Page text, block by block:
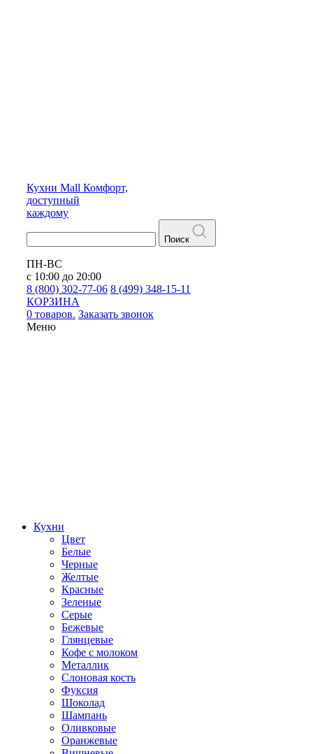
Кухни Mall Комфорт,
доступный
каждому
Поиск
ПН-ВС
с 10:00 до 20:00
8 (800) 302-77-06 8 (499) 348-15-11
КОРЗИНА
0 товаров. Заказать звонок
Меню
Кухни
Цвет
Белые
Черные
Желтые
Красные
Зеленые
Серые
Бежевые
Глянцевые
Кофе с молоком
Металлик
Слоновая кость
Фуксия
Шоколад
Шампань
Оливковые
Оранжевые